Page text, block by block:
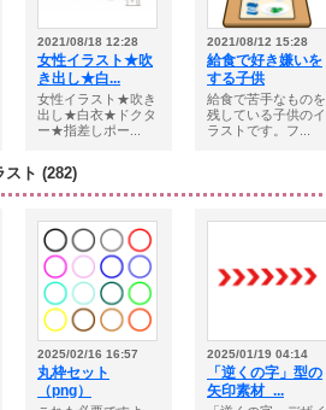
2021/08/18 12:28
女性イラスト★吹
き出し★白...
女性イラスト★吹き
出し★白衣★ドクタ
ー★指差しポー...
2021/08/12 15:28
給食で好き嫌いを
する子供
給食で苦手なものを
残している子供のイ
ラストです。フ...
スト (282)
2025/02/16 16:57
丸枠セット
（png）
2025/01/19 04:14
「逆くの字」型の
矢印素材_...